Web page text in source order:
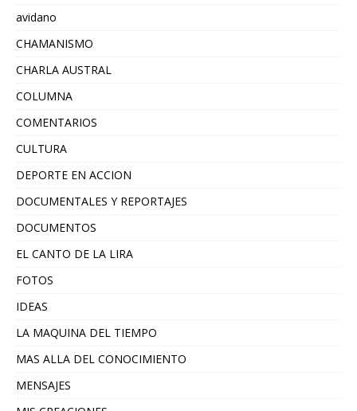
avidano
CHAMANISMO
CHARLA AUSTRAL
COLUMNA
COMENTARIOS
CULTURA
DEPORTE EN ACCION
DOCUMENTALES Y REPORTAJES
DOCUMENTOS
EL CANTO DE LA LIRA
FOTOS
IDEAS
LA MAQUINA DEL TIEMPO
MAS ALLA DEL CONOCIMIENTO
MENSAJES